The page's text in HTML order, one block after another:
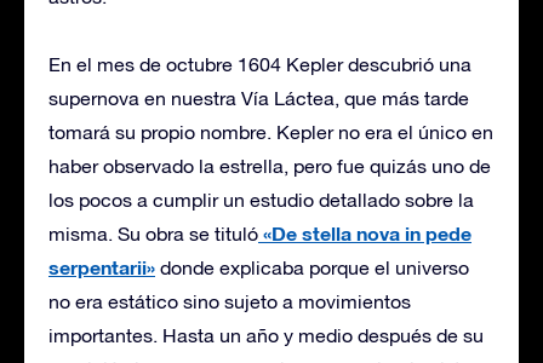
En el mes de octubre 1604 Kepler descubrió una
supernova en nuestra Vía Láctea, que más tarde
tomará su propio nombre. Kepler no era el único en
haber observado la estrella, pero fue quizás uno de
los pocos a cumplir un estudio detallado sobre la
misma. Su obra se tituló «De stella nova in pede
serpentarii» donde explicaba porque el universo
no era estático sino sujeto a movimientos
importantes. Hasta un año y medio después de su